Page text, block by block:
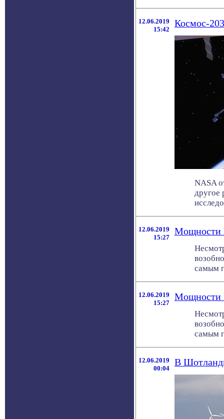
12.06.2019
15:42
Космос-
NASA
другое
12.06.2019
15:27
Мощности
самым
12.06.2019
15:27
Мощности
самым
12.06.2019
00:04
В